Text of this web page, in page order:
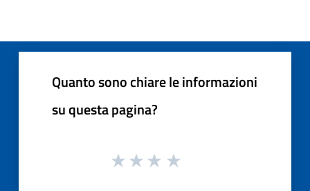
Quanto sono chiare le informazioni
su questa pagina?